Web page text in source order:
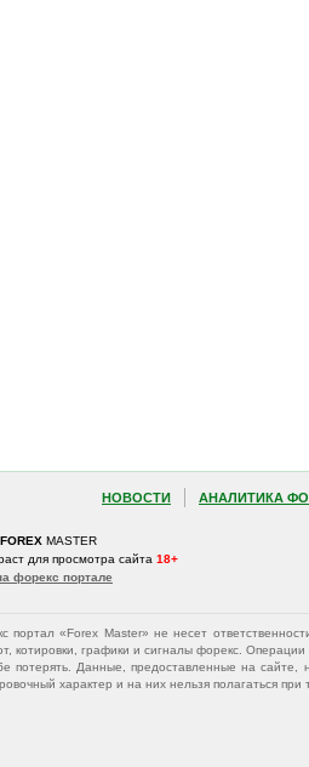
НОВОСТИ АНАЛИТИКА
FOREX MASTER
для просмотра сайта 18+
форекс портале
портал «Forex Master» не несет
котировки, графики и сигналы форекс.
потерять. Данные, предоставленные на
характер и на них нельзя полагаться при